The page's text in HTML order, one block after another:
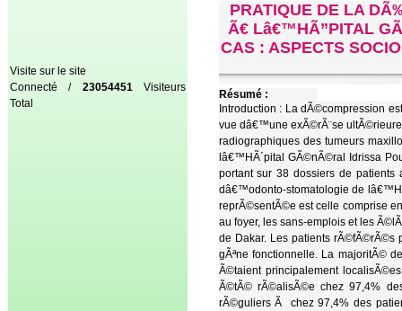
Visite sur le site
Connecté / 23054451Visiteurs
Total
PRATIQUE DE LA
Ã€ Lâ€™HÃ”PITAL
CAS : ASPECTS
Résumé :
Introduction : La dÃ©compression
vue dâ€™une exÃ©rÃ¨se
radiographiques des tumeurs
lâ€™HÃ´pital GÃ©nÃ©ral Idrissa
portant sur 38 dossiers de
dâ€™odonto-stomatologie de
reprÃ©sentÃ©e est celle comprise
au foyer, les sans-emplois et les
de Dakar. Les patients rÃ©fÃ©rÃ©s
gÃªne fonctionnelle. La majoritÃ©
Ã©taient principalement
Ã©tÃ© rÃ©alisÃ©e chez 97,4%
rÃ©guliers Ã chez 97,4% des